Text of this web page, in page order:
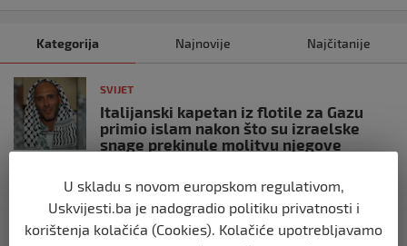
Kategorija Najnovije Najčitanije
SVIJET
Italijanski kapetan iz flotile za Gazu
primio islam nakon što su izraelske
snage prekinule molitvu njegove
prije 10 mjeseci
SVIJET
U skladu s novom europskom regulativom,
Uskvijesti.ba je nadogradio politiku privatnosti i
korištenja kolačića (Cookies). Kolačiće upotrebljavamo